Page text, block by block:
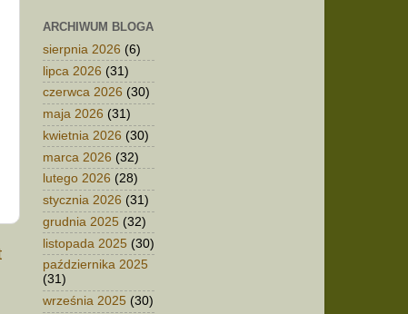
ARCHIWUM BLOGA
sierpnia 2026 (6)
lipca 2026 (31)
czerwca 2026 (30)
maja 2026 (31)
kwietnia 2026 (30)
marca 2026 (32)
lutego 2026 (28)
stycznia 2026 (31)
grudnia 2025 (32)
listopada 2025 (30)
października 2025
(31)
września 2025 (30)